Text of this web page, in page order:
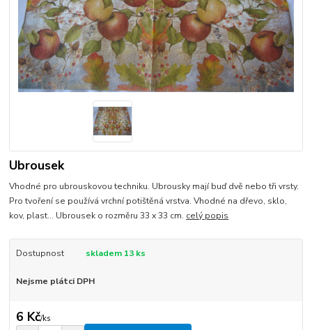
Ubrousek
Vhodné pro ubrouskovou techniku. Ubrousky mají buď dvě nebo tři vrsty.
Pro tvoření se používá vrchní potištěná vrstva. Vhodné na dřevo, sklo,
kov, plast... Ubrousek o rozměru 33 x 33 cm. celý popis
Dostupnost skladem 13 ks
Nejsme plátci DPH
6 Kč/ks